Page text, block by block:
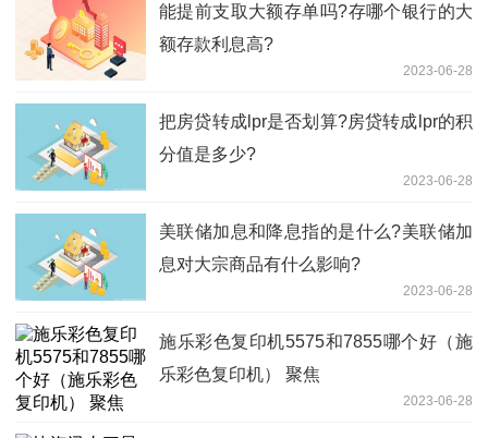
能提前支取大额存单吗?存哪个银行的大
额存款利息高?
2023-06-28
把房贷转成lpr是否划算?房贷转成lpr的积
分值是多少?
2023-06-28
美联储加息和降息指的是什么?美联储加
息对大宗商品有什么影响?
2023-06-28
施乐彩色复印机5575和7855哪个好（施
乐彩色复印机） 聚焦
2023-06-28